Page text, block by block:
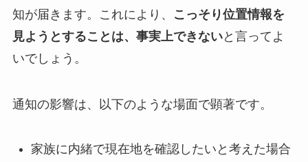
知が届きます。これにより、
こっそり位置情報を
見ようとすることは、事実上できないと言ってよ
いでしょう。
通知の影響は、以下のような場面で顕著です。
家族に内緒で現在地を確認したいと考えた場合